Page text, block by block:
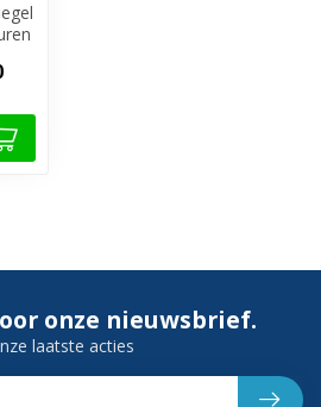
onze nieuwsbrief.
laatste acties